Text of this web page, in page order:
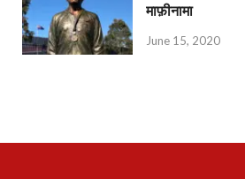
माफ़ीनामा
June 15, 2020